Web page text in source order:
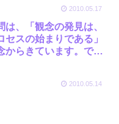
観念も見えてくるので
ャール
2010.05.17
は、「観念の発見は、
セスの始まりである」
からきています。でも
の終わりなのです。
2010.05.14